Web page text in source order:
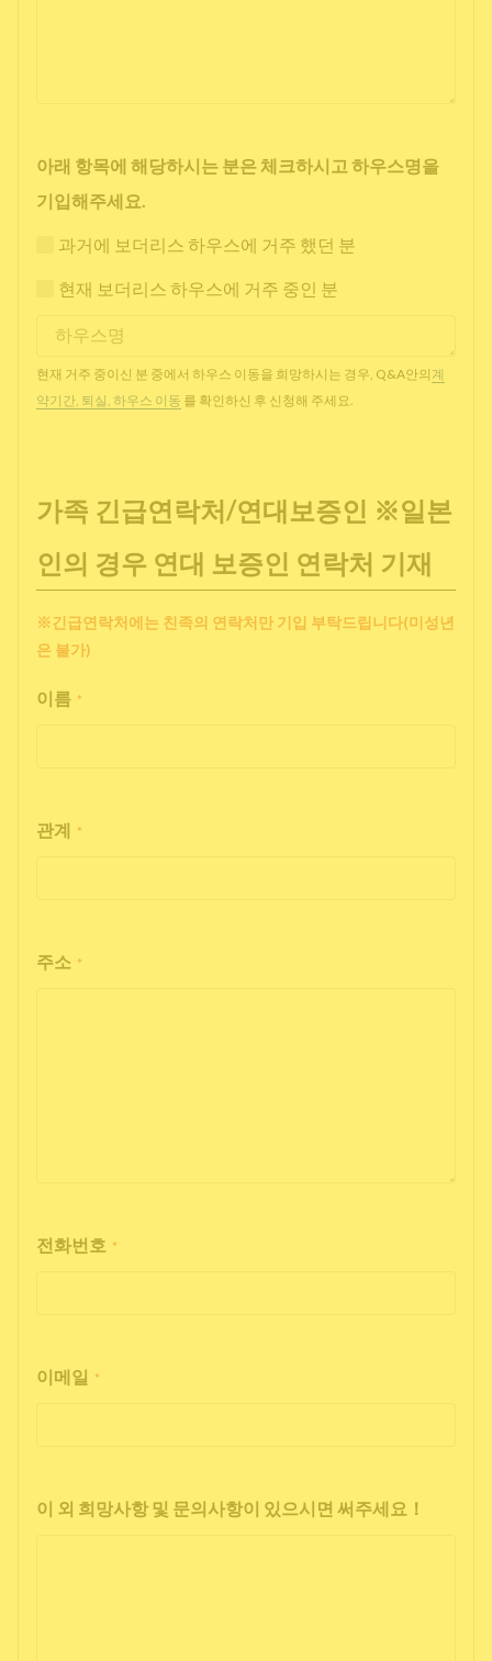
아래 항목에 해당하시는 분은 체크하시고 하우스명을
기입해주세요.
과거에 보더리스 하우스에 거주 했던 분
현재 보더리스 하우스에 거주 중인 분
현재 거주 중이신 분 중에서 하우스 이동을 희망하시는 경우, Q&A안의 계
약기간, 퇴실, 하우스 이동 를 확인하신 후 신청해 주세요.
가족 긴급연락처/연대보증인 ※일본
인의 경우 연대 보증인 연락처 기재
※긴급연락처에는 친족의 연락처만 기입 부탁드립니다(미성년
은 불가)
이름 *
관계 *
주소 *
전화번호 *
이메일 *
이 외 희망사항 및 문의사항이 있으시면 써주세요！